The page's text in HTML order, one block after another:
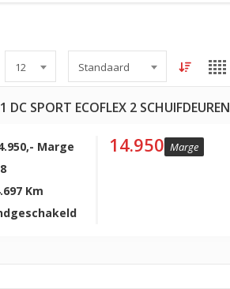
12 Standaard
SPORT ECOFLEX 2 SCHUIFDEUREN
Marge
Km
14.950 Marge